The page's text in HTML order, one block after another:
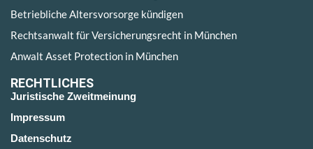
Betriebliche Altersvorsorge kündigen
Rechtsanwalt für Versicherungsrecht in München
Anwalt Asset Protection in München
RECHTLICHES
Juristische Zweitmeinung
Impressum
Datenschutz